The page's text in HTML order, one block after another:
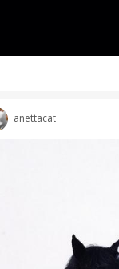
anettacat